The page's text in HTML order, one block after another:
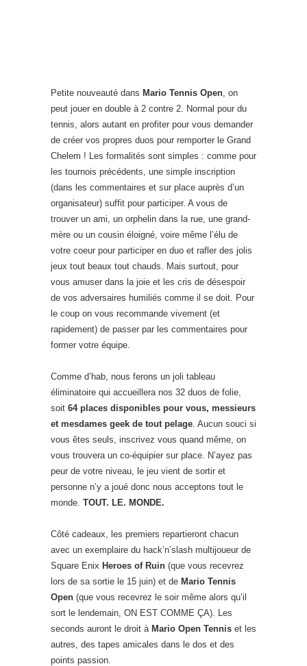
Petite nouveauté dans Mario Tennis Open , on
peut jouer en double à 2 contre 2. Normal pour du
tennis, alors autant en profiter pour vous demander
de créer vos propres duos pour remporter le Grand
Chelem ! Les formalités sont simples : comme pour
les tournois précédents, une simple inscription
(dans les commentaires et sur place auprès d’un
organisateur) suffit pour participer. A vous de
trouver un ami, un orphelin dans la rue, une grand-
mère ou un cousin éloigné, voire même l’élu de
votre coeur pour participer en duo et rafler des jolis
jeux tout beaux tout chauds. Mais surtout, pour
vous amuser dans la joie et les cris de désespoir
de vos adversaires humiliés comme il se doit. Pour
le coup on vous recommande vivement (et
rapidement) de passer par les commentaires pour
former votre équipe.
Comme d’hab, nous ferons un joli tableau
éliminatoire qui accueillera nos 32 duos de folie,
soit 64 places disponibles pour vous, messieurs
et mesdames geek de tout pelage . Aucun souci si
vous êtes seuls, inscrivez vous quand même, on
vous trouvera un co-équipier sur place. N’ayez pas
peur de votre niveau, le jeu vient de sortir et
personne n’y a joué donc nous acceptons tout le
monde. TOUT. LE. MONDE.
Côté cadeaux, les premiers repartieront chacun
avec un exemplaire du hack’n’slash multijoueur de
Square Enix Heroes of Ruin (que vous recevrez
lors de sa sortie le 15 juin) et de Mario Tennis
Open (que vous recevrez le soir même alors qu’il
sort le lendemain, ON EST COMME ÇA). Les
seconds auront le droit à Mario Open Tennis et les
autres, des tapes amicales dans le dos et des
points passion.